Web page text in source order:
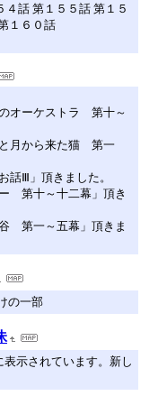
話 第１５５話 第１５
１６０話
オーケストラ 第十～
月から来た猫 第一
話Ⅲ」頂きました。
第十～十二幕」頂き
第一～五幕」頂きま
の一部
表示されています。新し